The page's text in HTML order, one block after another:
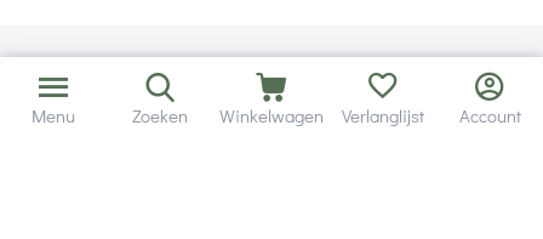
Menu Zoeken Winkelwagen Verlanglijst Account